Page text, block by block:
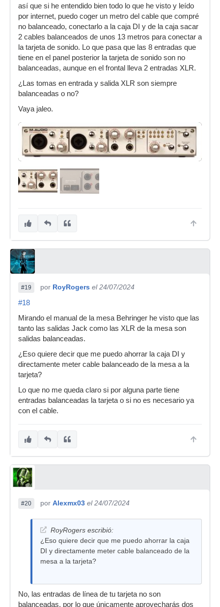
así que si he entendido bien todo lo que he visto y leído
por internet, puedo coger un metro del cable que compré
no balanceado, conectarlo a la caja DI y de la caja sacar
2 cables balanceados de unos 13 metros para conectar a
la tarjeta de sonido. Lo que pasa que las 8 entradas que
tiene en el panel posterior la tarjeta de sonido son no
balanceadas, aunque en el frontal lleva 2 entradas XLR.
¿Las tomas en entrada y salida XLR son siempre
balanceadas o no?
Vaya jaleo.
#19 por RoyRogers el 24/07/2024
#18
Mirando el manual de la mesa Behringer he visto que las
tanto las salidas Jack como las XLR de la mesa son
salidas balanceadas.
¿Eso quiere decir que me puedo ahorrar la caja DI y
directamente meter cable balanceado de la mesa a la
tarjeta?
Lo que no me queda claro si por alguna parte tiene
entradas balanceadas la tarjeta o si no es necesario ya
con el cable.
#20 por Alexmx03 el 24/07/2024
RoyRogers escribió:
¿Eso quiere decir que me puedo ahorrar la caja
DI y directamente meter cable balanceado de la
mesa a la tarjeta?
No, las entradas de línea de tu tarjeta no son
balanceadas, por lo que únicamente aprovecharás dos